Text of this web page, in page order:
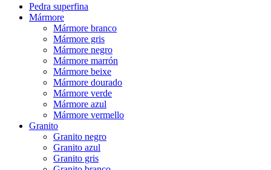
Pedra superfina
Mármore
Mármore branco
Mármore gris
Mármore negro
Mármore marrón
Mármore beixe
Mármore dourado
Mármore verde
Mármore azul
Mármore vermello
Granito
Granito negro
Granito azul
Granito gris